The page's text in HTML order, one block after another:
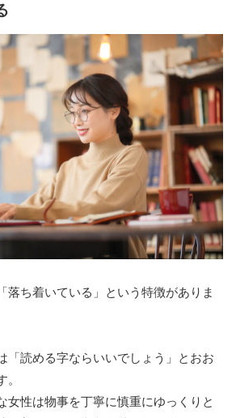
落ち着いている」という特徴がありま
「読める字ならいいでしょう」とおお
女性は物事を丁寧に慎重にゆっくりと